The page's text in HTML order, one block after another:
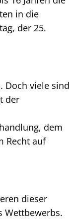
in die
der 25.
Doch viele sind
der
dem
Recht auf
dieser
Wettbewerbs.